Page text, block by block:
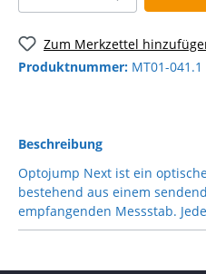
Zum Merkzettel
Produktnummer: MT01-041.1
Beschreibung
Optojump Next ist ein
bestehend aus einem
empfangenden Messstab.